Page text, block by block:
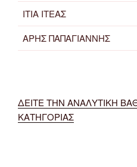
ΙΤΙΑ ΙΤΕΑΣ
ΑΡΗΣ ΠΑΠΑΓΙΑΝΝΗΣ
ΔΕΙΤΕ ΤΗΝ ΑΝΑΛΥΤΙΚΗ
ΚΑΤΗΓΟΡΙΑΣ